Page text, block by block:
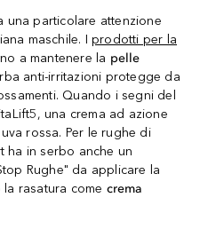
una particolare attenzione
maschile. Iprodotti per la
a mantenere la pelle
anti-irritazioni protegge da
Quando i segni del
una crema ad azione
rossa. Per le rughe di
ha in serbo anche un
Rughe" da applicare la
rasatura come crema